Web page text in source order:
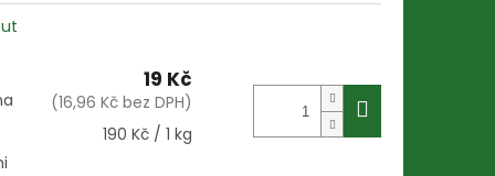
19 Kč
(16,96 Kč bez DPH)
Měrná
190 Kč / 1 kg